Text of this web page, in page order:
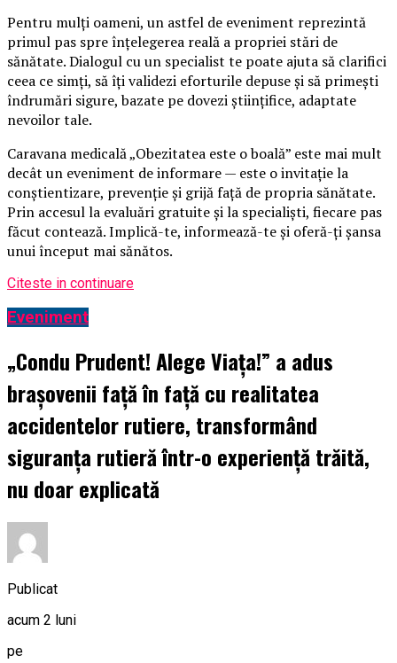
Pentru mulți oameni, un astfel de eveniment reprezintă
primul pas spre înțelegerea reală a propriei stări de
sănătate. Dialogul cu un specialist te poate ajuta să clarifici
ceea ce simți, să îți validezi eforturile depuse și să primești
îndrumări sigure, bazate pe dovezi științifice, adaptate
nevoilor tale.
Caravana medicală „Obezitatea este o boală” este mai mult
decât un eveniment de informare — este o invitație la
conștientizare, prevenție și grijă față de propria sănătate.
Prin accesul la evaluări gratuite și la specialiști, fiecare pas
făcut contează. Implică-te, informează-te și oferă-ți șansa
unui început mai sănătos.
Citeste in continuare
Eveniment
„Condu Prudent! Alege Viața!” a adus
brașovenii față în față cu realitatea
accidentelor rutiere, transformând
siguranța rutieră într-o experiență trăită,
nu doar explicată
Publicat
acum 2 luni
pe